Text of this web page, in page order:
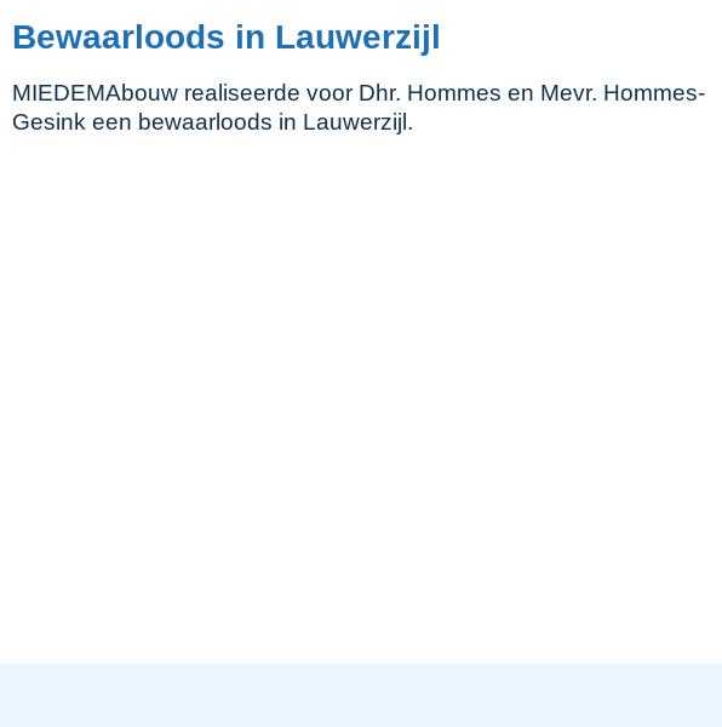
Bewaarloods in Lauwerzijl
MIEDEMAbouw realiseerde voor Dhr. Hommes en Mevr. Hommes-
Gesink een bewaarloods in Lauwerzijl.